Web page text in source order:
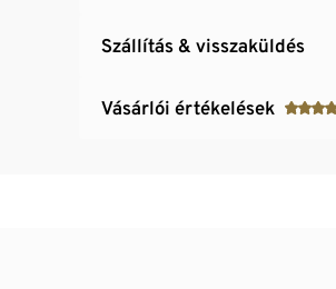
Szállítás & visszaküldés
Vásárlói értékelések